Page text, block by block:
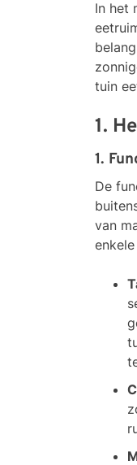
In het
tuin
1.
1.
De
van